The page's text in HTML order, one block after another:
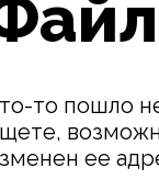
то пошло
ее